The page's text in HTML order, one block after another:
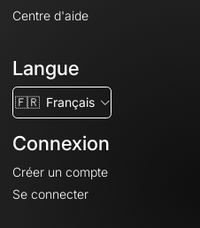
Centre d'aide
Langue
🇫🇷 Français
Connexion
Créer un compte
Se connecter